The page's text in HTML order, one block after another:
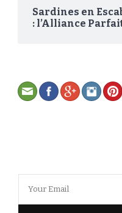
Sardines en
: l’Alliance